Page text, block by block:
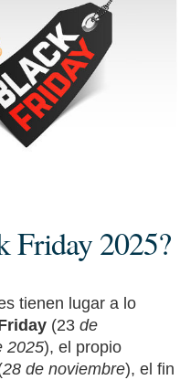
Friday 2025?
tienen lugar a lo
(23de
2025), el propio
28 de noviembre), el fin